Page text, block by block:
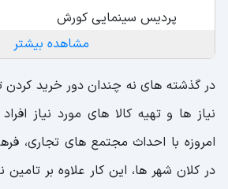
پردیس سینمایی کورش
امکانات تفریحی پاساژ کوروش
شهربازی ژوپیتر مجتمع کورش
اتاق فرار مرکز خرید کورش
تراریوم مرکز خرید کورش
رستوران و کافی شاپ
مشاهده بیشتر
در گذشته های نه چندان دور خرید کردن
نیاز ها و تهیه کالا های مورد نیاز
امروزه با احداث مجتمع های تجاری،
در کلان شهر ها، این کار علاوه بر تامین